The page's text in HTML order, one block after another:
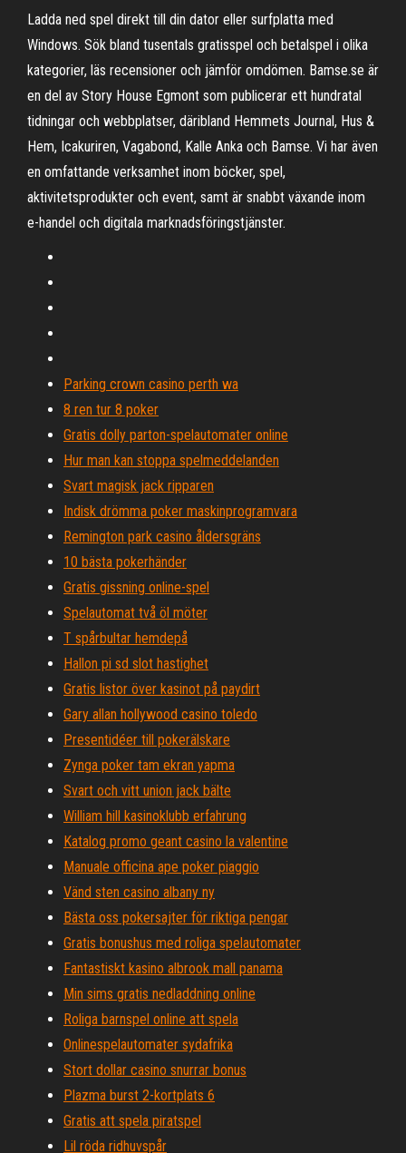
Ladda ned spel direkt till din dator eller surfplatta med
Windows. Sök bland tusentals gratisspel och betalspel i olika
kategorier, läs recensioner och jämför omdömen. Bamse.se är
en del av Story House Egmont som publicerar ett hundratal
tidningar och webbplatser, däribland Hemmets Journal, Hus &
Hem, Icakuriren, Vagabond, Kalle Anka och Bamse. Vi har även
en omfattande verksamhet inom böcker, spel,
aktivitetsprodukter och event, samt är snabbt växande inom
e-handel och digitala marknadsföringstjänster.
Parking crown casino perth wa
8 ren tur 8 poker
Gratis dolly parton-spelautomater online
Hur man kan stoppa spelmeddelanden
Svart magisk jack ripparen
Indisk drömma poker maskinprogramvara
Remington park casino åldersgräns
10 bästa pokerhänder
Gratis gissning online-spel
Spelautomat två öl möter
T spårbultar hemdepå
Hallon pi sd slot hastighet
Gratis listor över kasinot på paydirt
Gary allan hollywood casino toledo
Presentidéer till pokerälskare
Zynga poker tam ekran yapma
Svart och vitt union jack bälte
William hill kasinoklubb erfahrung
Katalog promo geant casino la valentine
Manuale officina ape poker piaggio
Vänd sten casino albany ny
Bästa oss pokersajter för riktiga pengar
Gratis bonushus med roliga spelautomater
Fantastiskt kasino albrook mall panama
Min sims gratis nedladdning online
Roliga barnspel online att spela
Onlinespelautomater sydafrika
Stort dollar casino snurrar bonus
Plazma burst 2-kortplats 6
Gratis att spela piratspel
Lil röda ridhuvspår